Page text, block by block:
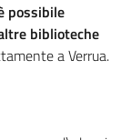
possibile
biblioteche
a Verrua.